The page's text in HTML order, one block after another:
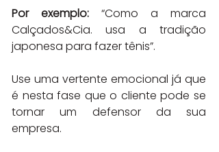
Por exemplo: “Como a marca
Calçados&Cia. usa a tradição
japonesa para fazer tênis”.
Use uma vertente emocional já que
é nesta fase que o cliente pode se
tornar um defensor da sua
empresa.